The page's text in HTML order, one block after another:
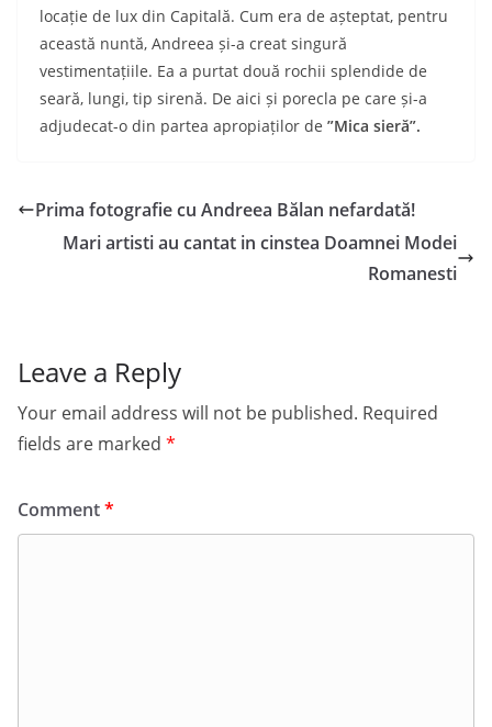
locație de lux din Capitală. Cum era de așteptat, pentru
această nuntă, Andreea și-a creat singură
vestimentațiile. Ea a purtat două rochii splendide de
seară, lungi, tip sirenă. De aici și porecla pe care și-a
adjudecat-o din partea apropiaților de ”Mica sieră”.
Prima fotografie cu Andreea Bălan nefardată!
Mari artisti au cantat in cinstea Doamnei Modei
Romanesti
Leave a Reply
Your email address will not be published. Required
fields are marked *
Comment*